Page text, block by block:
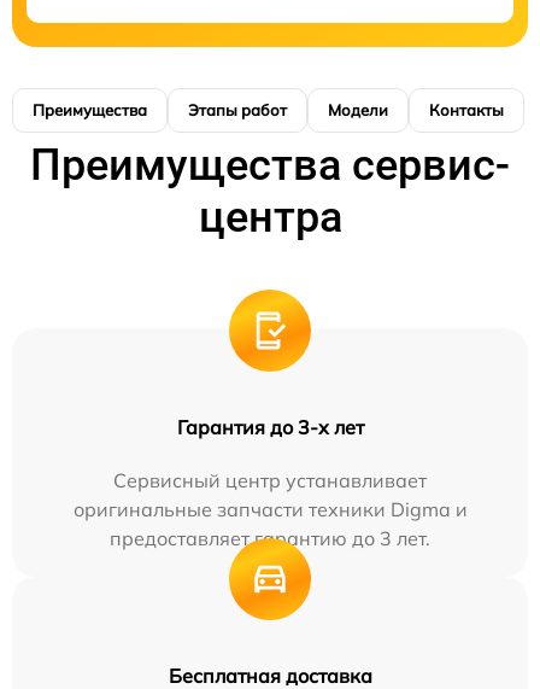
Преимущества Этапы работ Модели Контакты
Преимущества сервис-
центра
Гарантия до 3-х лет
Сервисный центр устанавливает
оригинальные запчасти техники Digma и
предоставляет гарантию до 3 лет.
Бесплатная доставка